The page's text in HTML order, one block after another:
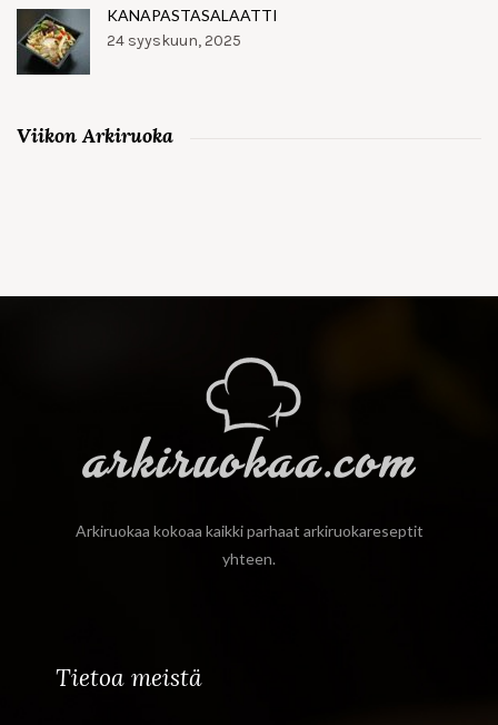
KANAPASTASALAATTI
24 syyskuun, 2025
Viikon Arkiruoka
Arkiruokaa kokoaa kaikki parhaat arkiruokareseptit
yhteen.
Tietoa meistä